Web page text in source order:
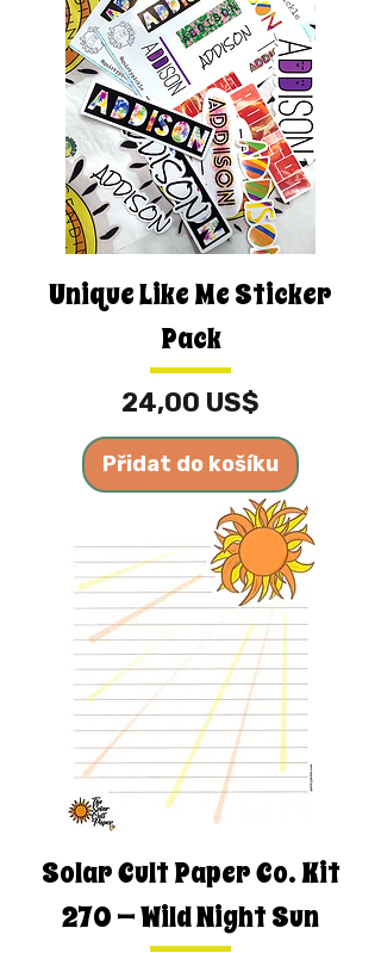
Unique Like Me Sticker
Pack
Cena
24,00 US$
Přidat do košíku
Solar Cult Paper Co. Kit
270 — Wild Night Sun